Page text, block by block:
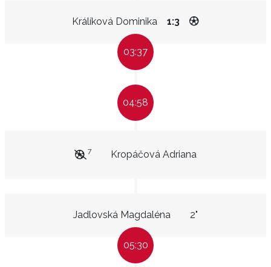
Králíková Dominika 1:3
03:37
04:58
Kropáčová Adriana
7
Jadlovská Magdaléna 2"
05:30